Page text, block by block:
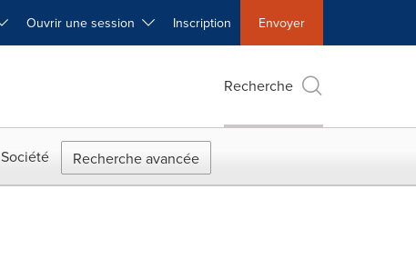
Ouvrir une session Inscription Envoyer
Recherche
Société Recherche avancée